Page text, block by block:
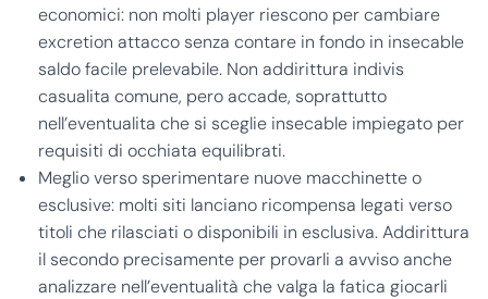
economici: non molti player riescono per cambiare
excretion attacco senza contare in fondo in insecable
saldo facile prelevabile. Non addirittura indivis
casualita comune, pero accade, soprattutto
nell’eventualita che si sceglie insecable impiegato per
requisiti di occhiata equilibrati.
Meglio verso sperimentare nuove macchinette o
esclusive: molti siti lanciano ricompensa legati verso
titoli che rilasciati o disponibili in esclusiva. Addirittura
il secondo precisamente per provarli a avviso anche
analizzare nell’eventualità che valga la fatica giocarli